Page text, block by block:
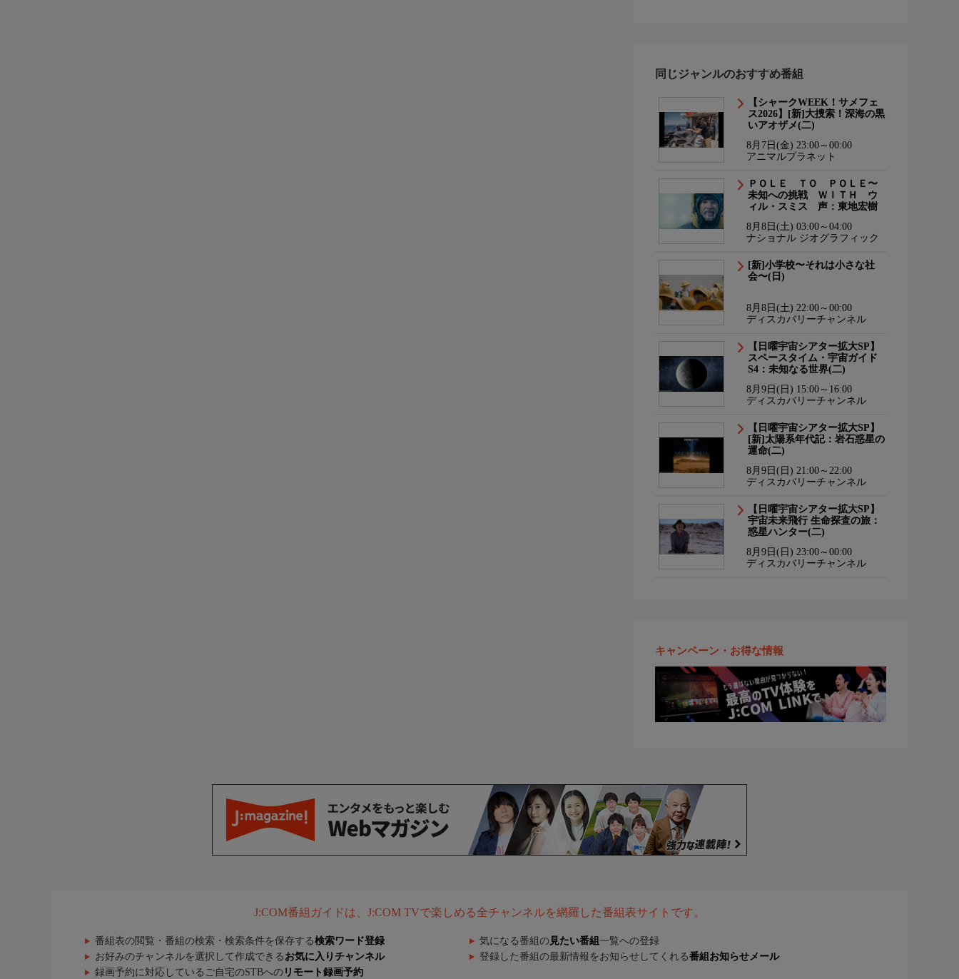
同じジャンルのおすすめ番組
【シャークWEEK！サメフェ
ス2026】[新]大捜索！深海の黒
いアオザメ(二)
8月7日(金) 23:00～00:00
アニマルプラネット
ＰＯＬＥ ＴＯ ＰＯＬＥ〜
未知への挑戦 ＷＩＴＨ ウ
ィル・スミス 声：東地宏樹
8月8日(土) 03:00～04:00
ナショナル ジオグラフィック
[新]小学校〜それは小さな社
会〜(日)
8月8日(土) 22:00～00:00
ディスカバリーチャンネル
【日曜宇宙シアター拡大SP】
スペースタイム・宇宙ガイド
S4：未知なる世界(二)
8月9日(日) 15:00～16:00
ディスカバリーチャンネル
【日曜宇宙シアター拡大SP】
[新]太陽系年代記：岩石惑星の
運命(二)
8月9日(日) 21:00～22:00
ディスカバリーチャンネル
【日曜宇宙シアター拡大SP】
宇宙未来飛行 生命探査の旅：
惑星ハンター(二)
8月9日(日) 23:00～00:00
ディスカバリーチャンネル
キャンペーン・お得な情報
J:COM番組ガイドは、J:COM TVで楽しめる全チャンネルを網羅した番組表サイトです。
番組表の閲覧・番組の検索・検索条件を保存する検索ワード登録 気になる番組の 見たい番組 一覧への登録
お好みのチャンネルを選択して作成できる お気に入りチャンネル 登録した番組の最新情報をお知らせしてくれる番組お知らせメール
録画予約に対応しているご自宅のSTBへの リモート録画予約